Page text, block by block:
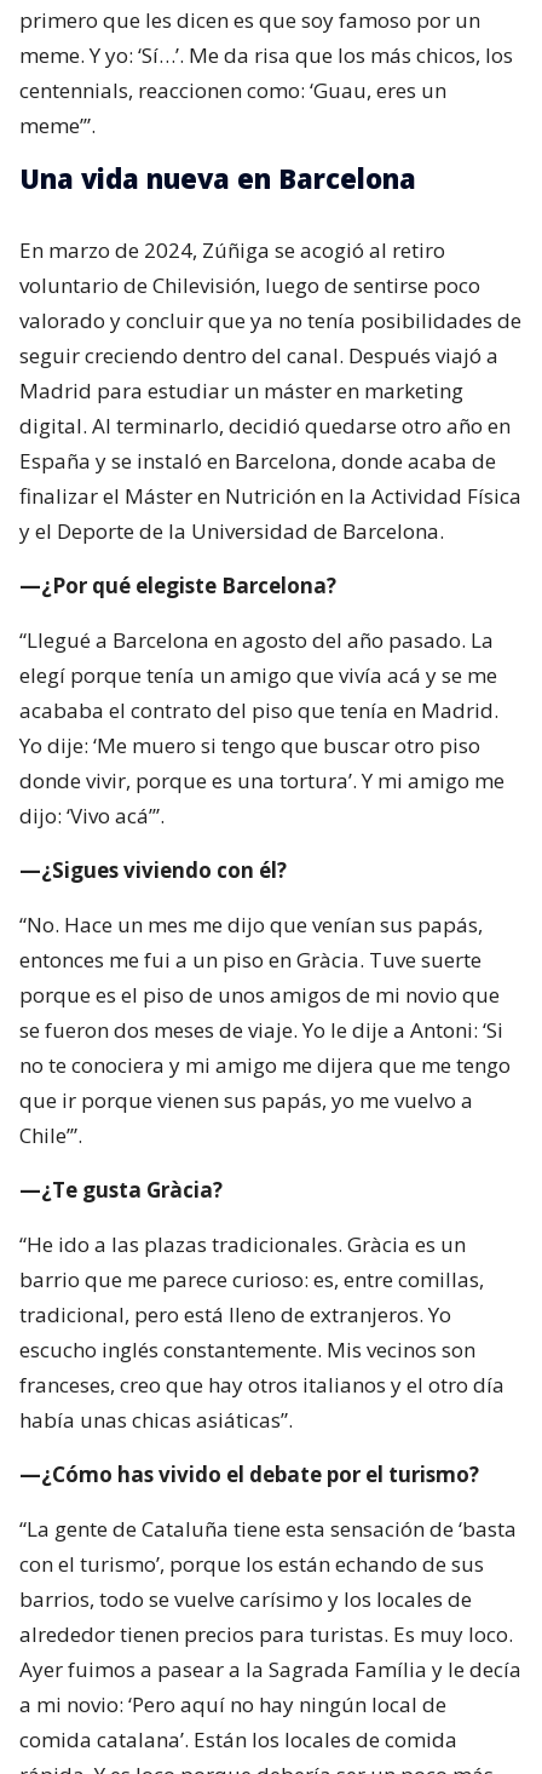
primero que les dicen es que soy famoso por un
meme. Y yo: ‘Sí…’. Me da risa que los más chicos, los
centennials, reaccionen como: ‘Guau, eres un
meme’”.
Una vida nueva en Barcelona
En marzo de 2024, Zúñiga se acogió al retiro
voluntario de Chilevisión, luego de sentirse poco
valorado y concluir que ya no tenía posibilidades de
seguir creciendo dentro del canal. Después viajó a
Madrid para estudiar un máster en marketing
digital. Al terminarlo, decidió quedarse otro año en
España y se instaló en Barcelona, donde acaba de
finalizar el Máster en Nutrición en la Actividad Física
y el Deporte de la Universidad de Barcelona.
—¿Por qué elegiste Barcelona?
“Llegué a Barcelona en agosto del año pasado. La
elegí porque tenía un amigo que vivía acá y se me
acababa el contrato del piso que tenía en Madrid.
Yo dije: ‘Me muero si tengo que buscar otro piso
donde vivir, porque es una tortura’. Y mi amigo me
dijo: ‘Vivo acá’”.
—¿Sigues viviendo con él?
“No. Hace un mes me dijo que venían sus papás,
entonces me fui a un piso en Gràcia. Tuve suerte
porque es el piso de unos amigos de mi novio que
se fueron dos meses de viaje. Yo le dije a Antoni: ‘Si
no te conociera y mi amigo me dijera que me tengo
que ir porque vienen sus papás, yo me vuelvo a
Chile’”.
—¿Te gusta Gràcia?
“He ido a las plazas tradicionales. Gràcia es un
barrio que me parece curioso: es, entre comillas,
tradicional, pero está lleno de extranjeros. Yo
escucho inglés constantemente. Mis vecinos son
franceses, creo que hay otros italianos y el otro día
había unas chicas asiáticas”.
—¿Cómo has vivido el debate por el turismo?
“La gente de Cataluña tiene esta sensación de ‘basta
con el turismo’, porque los están echando de sus
barrios, todo se vuelve carísimo y los locales de
alrededor tienen precios para turistas. Es muy loco.
Ayer fuimos a pasear a la Sagrada Família y le decía
a mi novio: ‘Pero aquí no hay ningún local de
comida catalana’. Están los locales de comida